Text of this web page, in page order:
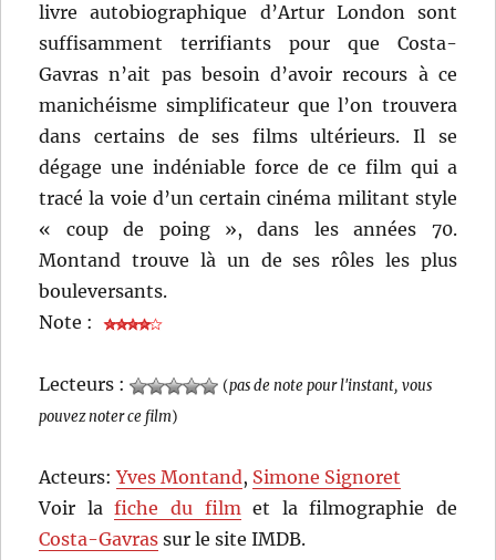
livre autobiographique d’Artur London sont
suffisamment terrifiants pour que Costa-
Gavras n’ait pas besoin d’avoir recours à ce
manichéisme simplificateur que l’on trouvera
dans certains de ses films ultérieurs. Il se
dégage une indéniable force de ce film qui a
tracé la voie d’un certain cinéma militant style
« coup de poing », dans les années 70.
Montand trouve là un de ses rôles les plus
bouleversants.
Note :
Lecteurs : (pas de note pour l'instant, vous
pouvez noter ce film)
Acteurs:Yves Montand, Simone Signoret
Voir lafiche du filmet la filmographie de
Costa-Gavras sur le site IMDB.